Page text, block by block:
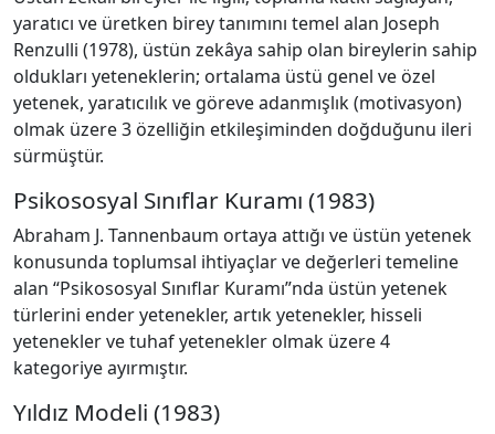
yaratıcı ve üretken birey tanımını temel alan Joseph
Renzulli (1978), üstün zekâya sahip olan bireylerin sahip
oldukları yeteneklerin; ortalama üstü genel ve özel
yetenek, yaratıcılık ve göreve adanmışlık (motivasyon)
olmak üzere 3 özelliğin etkileşiminden doğduğunu ileri
sürmüştür.
Psikososyal Sınıflar Kuramı (1983)
Abraham J. Tannenbaum ortaya attığı ve üstün yetenek
konusunda toplumsal ihtiyaçlar ve değerleri temeline
alan “Psikososyal Sınıflar Kuramı”nda üstün yetenek
türlerini ender yetenekler, artık yetenekler, hisseli
yetenekler ve tuhaf yetenekler olmak üzere 4
kategoriye ayırmıştır.
Yıldız Modeli (1983)